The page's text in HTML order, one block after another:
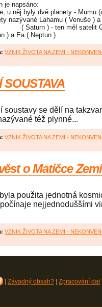
je napsáno:
u něj byly dvě planety - Mumu
nazývané Lahamu ( Venuše )
Saturn ) - ten měl satelit
) a Ea ( Neptun ).
VZNIK ŽIVOTA NA ZEMI -
SOUSTAVA
soustavy se dělí na
též plynné...
VZNIK ŽIVOTA NA ZEMI -
o Matičce Zemi
použita jednotná
nejjednoduššími
VZNIK ŽIVOTA NA ZEMI -
Závadný obsah? Zpracování dat